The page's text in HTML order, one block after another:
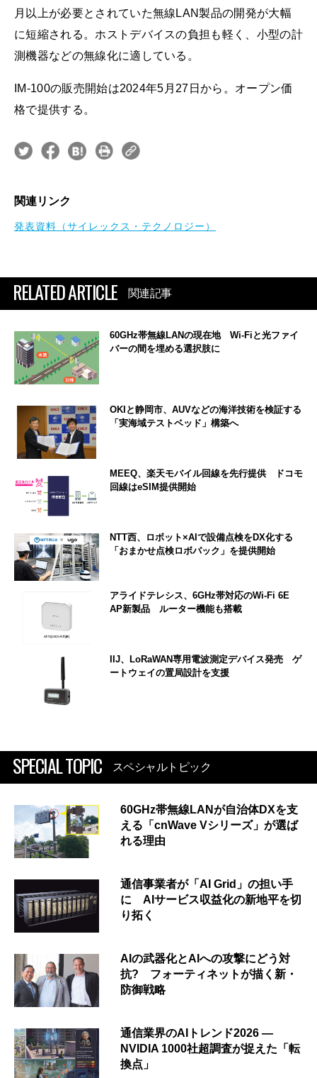
月以上が必要とされていた無線LAN製品の開発が大幅
に短縮される。ホストデバイスの負担も軽く、小型の計
測機器などの無線化に適している。
IM-100の販売開始は2024年5月27日から。オープン価
格で提供する。
関連リンク
発表資料（サイレックス・テクノロジー）
RELATED ARTICLE 関連記事
60GHz帯無線LANの現在地 Wi-Fiと光ファイ
バーの間を埋める選択肢に
OKIと静岡市、AUVなどの海洋技術を検証する
「実海域テストベッド」構築へ
MEEQ、楽天モバイル回線を先行提供 ドコモ
回線はeSIM提供開始
NTT西、ロボット×AIで設備点検をDX化する
「おまかせ点検ロボパック」を提供開始
アライドテレシス、6GHz帯対応のWi-Fi 6E
AP新製品 ルーター機能も搭載
IIJ、LoRaWAN専用電波測定デバイス発売 ゲ
ートウェイの置局設計を支援
SPECIAL TOPIC スペシャルトピック
60GHz帯無線LANが自治体DXを支
える「cnWave Vシリーズ」が選ば
れる理由
通信事業者が「AI Grid」の担い手
に AIサービス収益化の新地平を切
り拓く
AIの武器化とAIへの攻撃にどう対
抗? フォーティネットが描く新・
防御戦略
通信業界のAIトレンド2026 ―
NVIDIA 1000社超調査が捉えた「転
換点」